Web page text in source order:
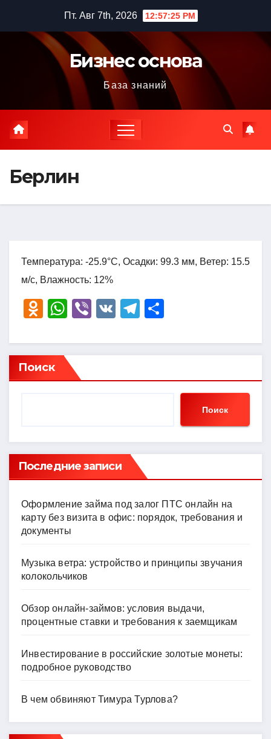
содержимому
Пт. Авг 7th, 2026 12:57:27 PM
Бизнес основа
База знаний
Берлин
Температура: -25.9°C, Осадки: 99.3 мм, Ветер: 15.5
м/с, Влажность: 12%
O
n
o
kl
ni
ki
W
at
s
A
Vi
er
V
T
e
a
р
в
ть
Поиск
Поиск
Последние записи
Оформление займа под залог ПТС онлайн на
карту без визита в офис: порядок, требования и
документы
Музыка ветра: устройство и принципы звучания
колокольчиков
Обзор онлайн-займов: условия выдачи,
процентные ставки и требования к заемщикам
Инвестирование в российские золотые монеты:
подробное руководство
В чем обвиняют Тимура Турлова?